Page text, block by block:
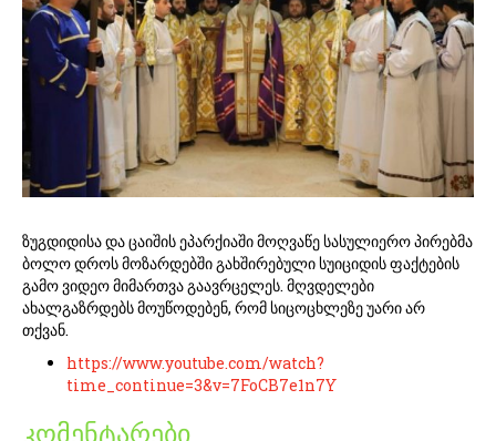
,
2
0
2
ზუგდიდისა და ცაიშის ეპარქიაში მოღვაწე სასულიერო პირებმა
ბოლო დროს მოზარდებში გახშირებული სუიციდის ფაქტების
გამო ვიდეო მიმართვა გაავრცელეს. მღვდელები
ახალგაზრდებს მოუწოდებენ, რომ სიცოცხლეზე უარი არ
თქვან.
https://www.youtube.com/watch?
time_continue=3&v=7FoCB7e1n7Y
კომენტარები